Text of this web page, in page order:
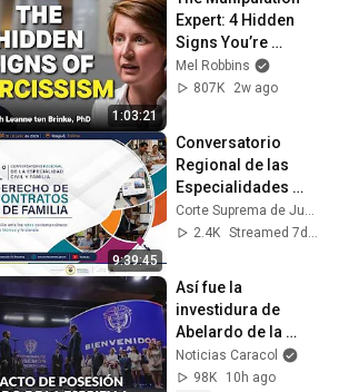
1:03:21
Expert: 4 Hidden
Signs You’re
Dealing With a Toxic
Person
Mel Robbins
807K
2w ago
9:39:45
Conversatorio
Regional de las
Especialidades
Civil y de Familia |
Ibagué 2026
Corte Suprema de Justicia Colombia
2.4K
Streamed 7d ago
Así fue la
investidura de
Abelardo de la
Espriella como
presidente de
Noticias Caracol
98K
10h ago